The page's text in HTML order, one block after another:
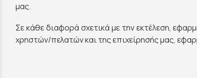
μας.
Σε κάθε διαφορά σχετικά με την εκτέλεση,
χρηστών/πελατών και της επιχείρησής μας,